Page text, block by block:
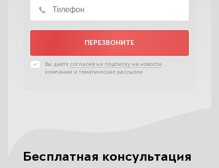
ПЕРЕЗВОНИТЕ
Вы даете согласие на подписку на новости
компании и тематические рассылки
Бесплатная консультация